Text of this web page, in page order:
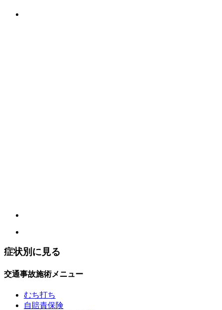
症状別に見る
交通事故施術メニュー
むち打ち
自賠責保険